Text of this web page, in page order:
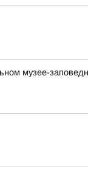
музее-